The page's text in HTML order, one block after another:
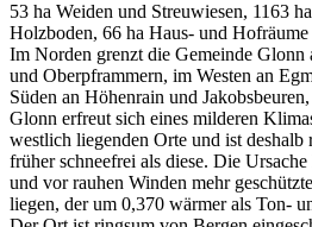
53 ha Weiden und Streuwiesen, 1163
Holzboden, 66 ha Haus- und Hofräume
Im Norden grenzt die Gemeinde Glonn
und Oberpframmern, im Westen an
Süden an Höhenrain und
Glonn erfreut sich eines milderen
westlich liegenden Orte und ist deshalb
früher schneefrei als diese. Die
und vor rauhen Winden mehr
liegen, der um 0,370 wärmer als Ton-